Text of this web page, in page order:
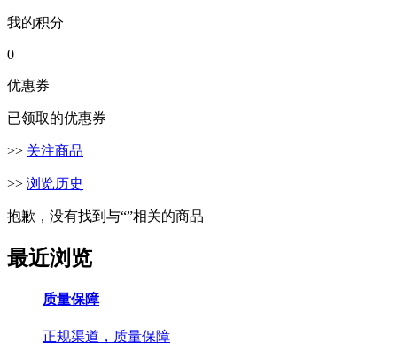
我的积分
0
优惠券
已领取的优惠券
>> 关注商品
>> 浏览历史
抱歉，没有找到与“”相关的商品
最近浏览
质量保障
正规渠道，质量保障